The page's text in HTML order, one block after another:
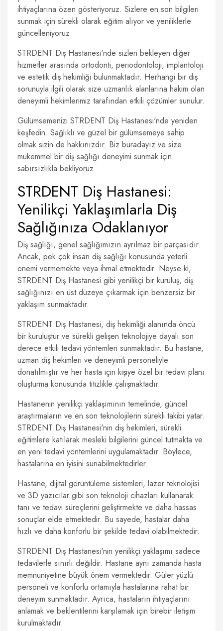
ihtiyaçlarına özen gösteriyoruz. Sizlere en son bilgileri
sunmak için sürekli olarak eğitim alıyor ve yeniliklerle
güncelleniyoruz.
STRDENT Diş Hastanesi'nde sizleri bekleyen diğer
hizmetler arasında ortodonti, periodontoloji, implantoloji
ve estetik diş hekimliği bulunmaktadır. Herhangi bir diş
sorunuyla ilgili olarak size uzmanlık alanlarına hakim olan
deneyimli hekimlerimiz tarafından etkili çözümler sunulur.
Gülümsemenizi STRDENT Diş Hastanesi'nde yeniden
keşfedin. Sağlıklı ve güzel bir gülümsemeye sahip
olmak sizin de hakkınızdır. Biz buradayız ve size
mükemmel bir diş sağlığı deneyimi sunmak için
sabırsızlıkla bekliyoruz.
STRDENT Diş Hastanesi:
Yenilikçi Yaklaşımlarla Diş
Sağlığınıza Odaklanıyor
Diş sağlığı, genel sağlığımızın ayrılmaz bir parçasıdır.
Ancak, pek çok insan diş sağlığı konusunda yeterli
önemi vermemekte veya ihmal etmektedir. Neyse ki,
STRDENT Diş Hastanesi gibi yenilikçi bir kuruluş, diş
sağlığınızı en üst düzeye çıkarmak için benzersiz bir
yaklaşım sunmaktadır.
STRDENT Diş Hastanesi, diş hekimliği alanında öncü
bir kuruluştur ve sürekli gelişen teknolojiye dayalı son
derece etkili tedavi yöntemleri sunmaktadır. Bu hastane,
uzman diş hekimleri ve deneyimli personeliyle
donatılmıştır ve her hasta için kişiye özel bir tedavi planı
oluşturma konusunda titizlikle çalışmaktadır.
Hastanenin yenilikçi yaklaşımının temelinde, güncel
araştırmaların ve en son teknolojilerin sürekli takibi yatar.
STRDENT Diş Hastanesi'nin diş hekimleri, sürekli
eğitimlere katılarak mesleki bilgilerini güncel tutmakta ve
en yeni tedavi yöntemlerini uygulamaktadır. Böylece,
hastalarına en iyisini sunabilmektedirler.
Hastane, dijital görüntüleme sistemleri, lazer teknolojisi
ve 3D yazıcılar gibi son teknoloji cihazları kullanarak
tanı ve tedavi süreçlerini geliştirmekte ve daha hassas
sonuçlar elde etmektedir. Bu sayede, hastalar daha
hızlı ve daha konforlu bir şekilde tedavi olabilmektedir.
STRDENT Diş Hastanesi'nin yenilikçi yaklaşımı sadece
tedavilerle sınırlı değildir. Hastane aynı zamanda hasta
memnuniyetine büyük önem vermektedir. Güler yüzlü
personeli ve konforlu ortamıyla hastalarına rahat bir
deneyim sunmaktadır. Ayrıca, hastaların ihtiyaçlarını
anlamak ve beklentilerini karşılamak için birebir iletişim
kurulmaktadır.